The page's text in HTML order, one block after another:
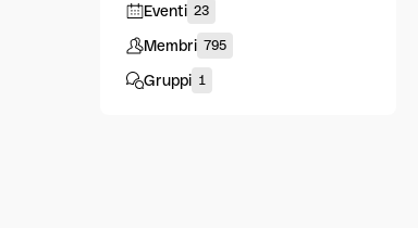
Eventi 23
Membri 795
Gruppi 1